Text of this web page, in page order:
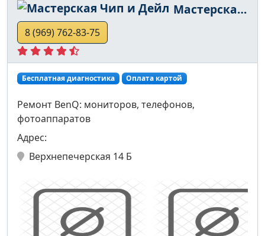
Мастерская Чип и Дейл
8 (969) 762-83-75
Бесплатная диагностика Оплата картой
Ремонт BenQ: мониторов, телефонов,
фотоаппаратов
Адрес:
Верхнепечерская 14 Б